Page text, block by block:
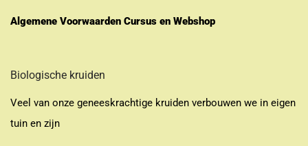
Algemene Voorwaarden Cursus en Webshop
Biologische kruiden
Veel van onze geneeskrachtige kruiden verbouwen we in eigen
tuin en zijn